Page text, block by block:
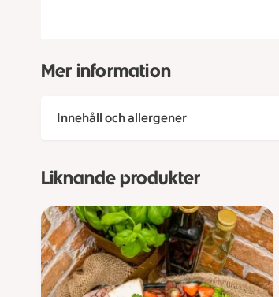
Mer information
Innehåll och allergener
Liknande produkter